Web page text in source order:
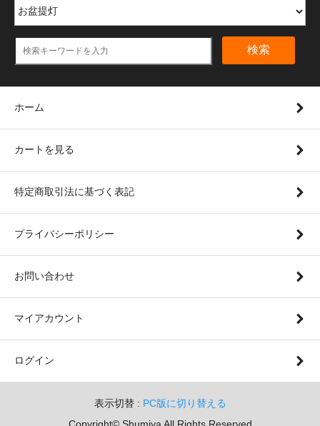
検索
ホーム
カートを見る
特定商取引法に基づく表記
プライバシーポリシー
お問い合わせ
マイアカウント
ログイン
表示切替 : PC版に切り替える
Copyright© Shumiya All Rights Reserved